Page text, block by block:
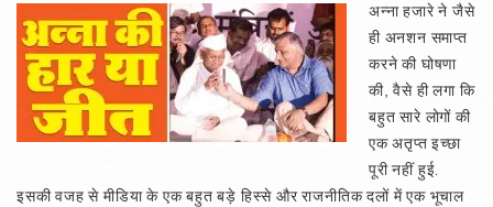
अन्ना हजारे ने जैसे
ही अनशन समाप्त
करने की घोषणा
की, वैसे ही लगा कि
बहुत सारे लोगों की
एक अतृप्त इच्छा
पूरी नहीं हुई.
इसकी वजह से मीडिया के एक बहुत बड़े हिस्से और राजनीतिक दलों में एक भूचाल